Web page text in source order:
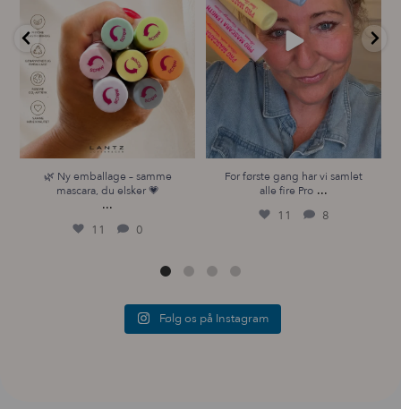
11
🌿 Ny emballage – samme
mascara, du elsker 💗
...
11 0
For første gang har vi samlet
alle fire Pro ...
11 8
Følg os på Instagram